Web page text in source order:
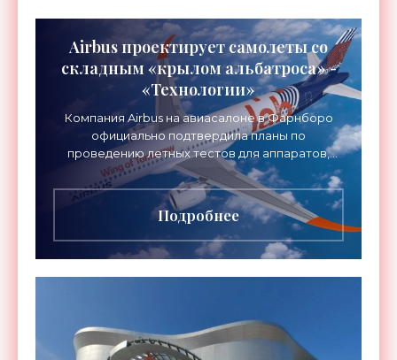
Airbus проектирует самолеты со
складным «крылом альбатроса» -
«Технологии»
Компания Airbus на авиасалоне в Фарнборо
официально подтвердила планы по
проведению летных тестов для аппаратов,
созданных в рамках нового проекта «Крыло
будущего». Цель разработки
Подробнее